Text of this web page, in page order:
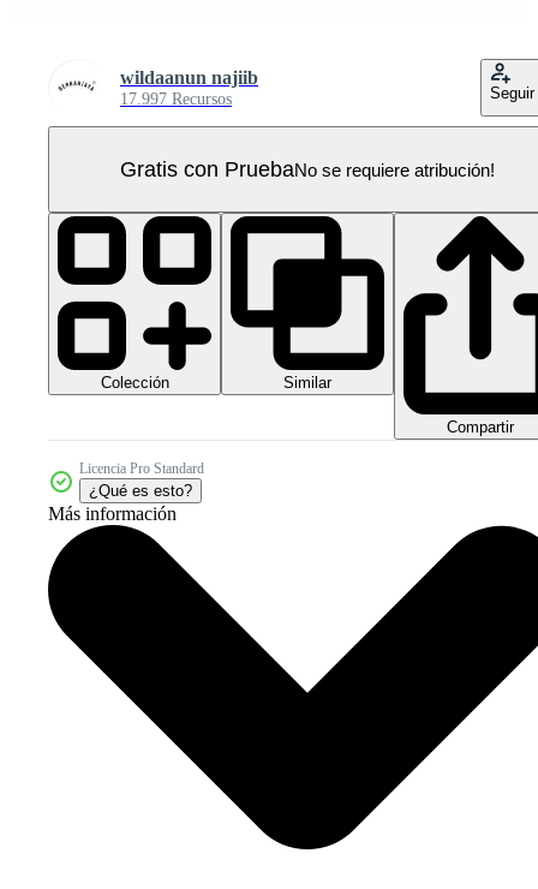
wildaanun najiib
17.997 Recursos Seguir
Gratis con PruebaNo se requiere atribución!
Colección Similar
Compartir
Licencia Pro Standard
¿Qué es esto?
Más información